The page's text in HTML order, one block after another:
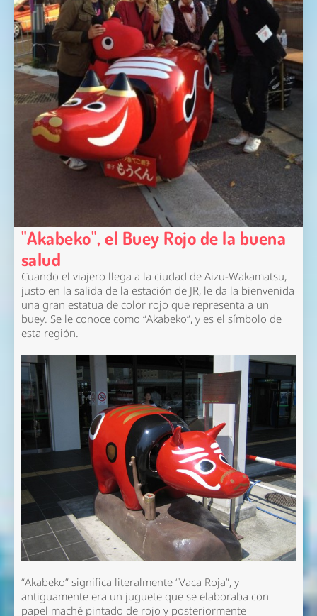
"Akabeko", el Buey Rojo de la buena
salud
Cuando el viajero llega a la ciudad de Aizu-Wakamatsu,
justo en la salida de la estación de JR, le da la bienvenida
una gran estatua de color rojo que representa a un
buey. Se le conoce como “Akabeko”, y es el símbolo de
esta región.
“Akabeko” significa literalmente “Vaca Roja”, y
antiguamente era un juguete que se elaboraba con
papel maché pintado de rojo y posteriormente